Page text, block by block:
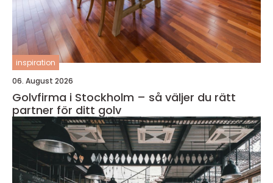
inspiration
06. August 2026
Golvfirma i Stockholm – så väljer du rätt
partner för ditt golv